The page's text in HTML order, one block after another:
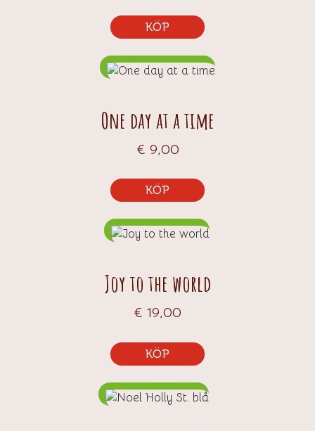
KÖP
One day at a time
€ 9,00
KÖP
Joy to the world
€ 19,00
KÖP